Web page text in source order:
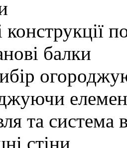
конструкції
балки
та система
стіни